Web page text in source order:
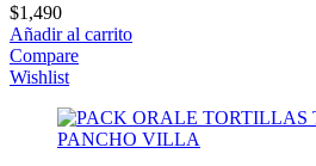
$1,490
Añadir al carrito
Compare
Wishlist